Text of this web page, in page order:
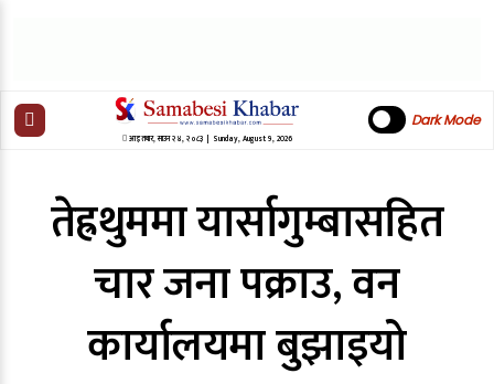
आइतबार,साउन २४,२०८३| Sunday, August 9, 2026
Dark Mode
तेह्रथुममा यार्सागुम्बासहित
चार जना पक्राउ, वन
कार्यालयमा बुझाइयो